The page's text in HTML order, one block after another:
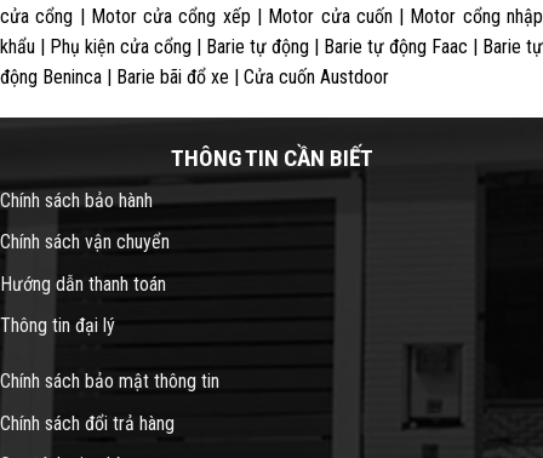
cửa cổng | Motor cửa cổng xếp | Motor cửa cuốn | Motor cổng nhập
khẩu | Phụ kiện cửa cổng | Barie tự động | Barie tự động Faac | Barie tự
động Beninca | Barie bãi đổ xe | Cửa cuốn Austdoor
THÔNG TIN CẦN BIẾT
Chính sách bảo hành
Chính sách vận chuyển
Hướng dẫn thanh toán
Thông tin đại lý
Chính sách bảo mật thông tin
Chính sách đổi trả hàng